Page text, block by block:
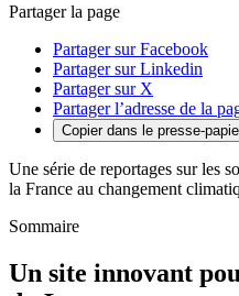
Partager la page
Partager sur Facebook
Partager sur Linkedin
Partager sur X
Partager l’adresse de la
Copier dans le presse-
Une série de reportages sur les
la France au changement
Sommaire
Un site innovant